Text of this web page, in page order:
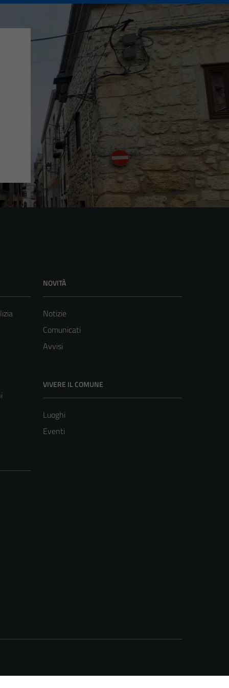
NOVITÀ
Notizie
Comunicati
Avvisi
VIVERE IL COMUNE
Luoghi
Eventi